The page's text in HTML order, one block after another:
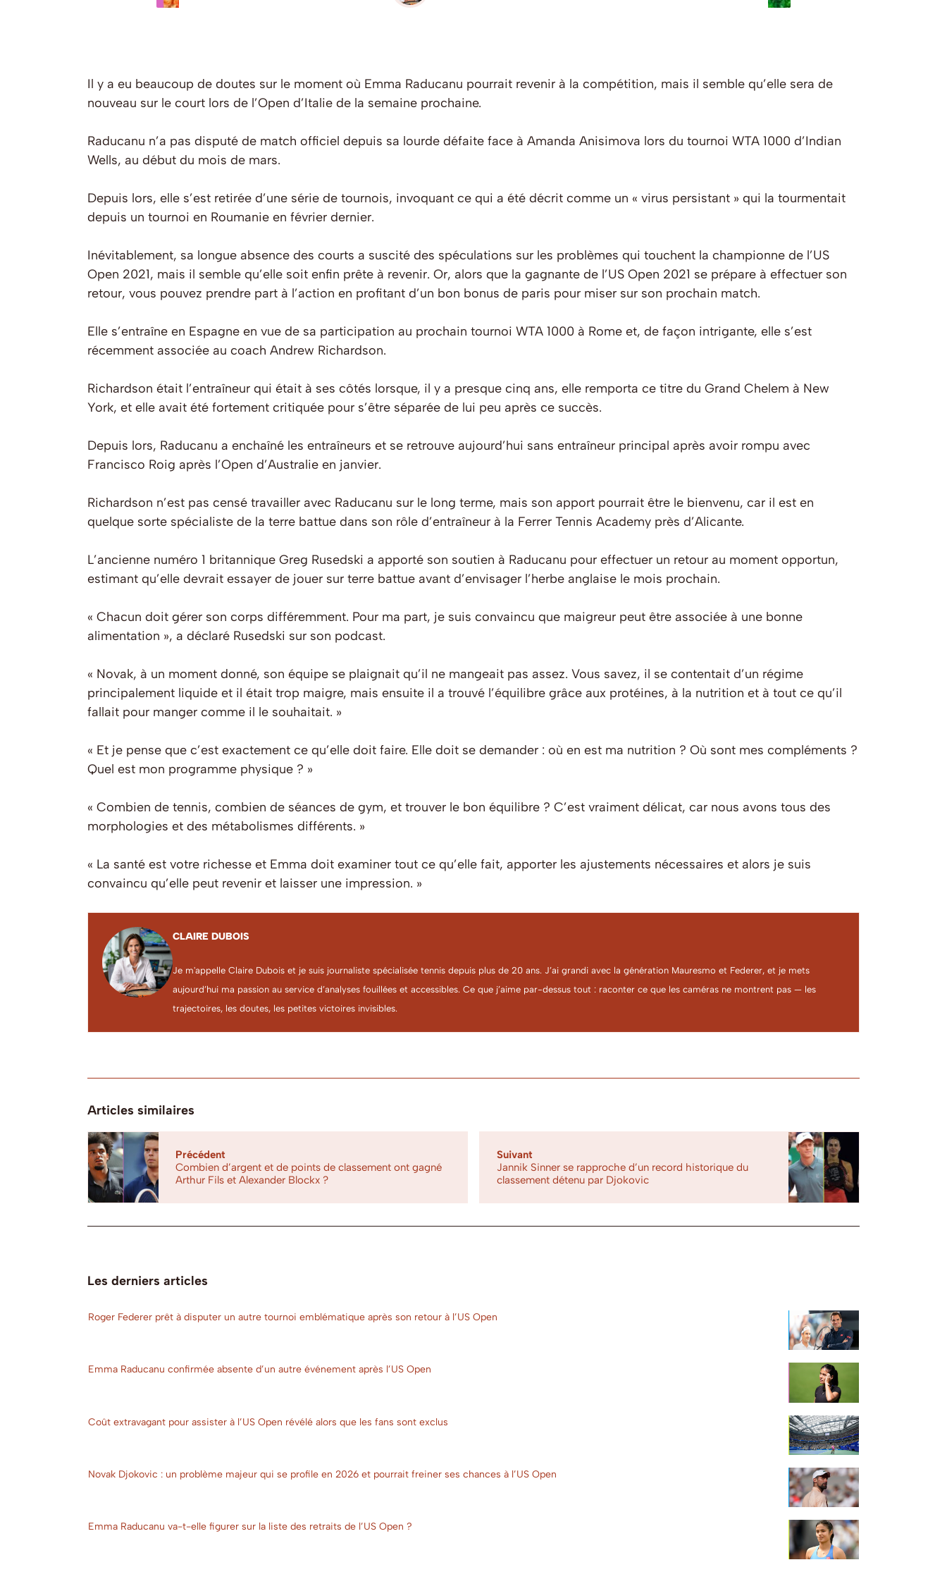
Il y a eu beaucoup de doutes sur le moment où Emma Raducanu pourrait revenir à la compétition, mais il semble qu’elle sera de
nouveau sur le court lors de l’Open d’Italie de la semaine prochaine.
Raducanu n’a pas disputé de match officiel depuis sa lourde défaite face à Amanda Anisimova lors du tournoi WTA 1000 d’Indian
Wells, au début du mois de mars.
Depuis lors, elle s’est retirée d’une série de tournois, invoquant ce qui a été décrit comme un « virus persistant » qui la tourmentait
depuis un tournoi en Roumanie en février dernier.
Inévitablement, sa longue absence des courts a suscité des spéculations sur les problèmes qui touchent la championne de l’US
Open 2021, mais il semble qu’elle soit enfin prête à revenir. Or, alors que la gagnante de l’US Open 2021 se prépare à effectuer son
retour, vous pouvez prendre part à l’action en profitant d’un bon bonus de paris pour miser sur son prochain match.
Elle s’entraîne en Espagne en vue de sa participation au prochain tournoi WTA 1000 à Rome et, de façon intrigante, elle s’est
récemment associée au coach Andrew Richardson.
Richardson était l’entraîneur qui était à ses côtés lorsque, il y a presque cinq ans, elle remporta ce titre du Grand Chelem à New
York, et elle avait été fortement critiquée pour s’être séparée de lui peu après ce succès.
Depuis lors, Raducanu a enchaîné les entraîneurs et se retrouve aujourd’hui sans entraîneur principal après avoir rompu avec
Francisco Roig après l’Open d’Australie en janvier.
Richardson n’est pas censé travailler avec Raducanu sur le long terme, mais son apport pourrait être le bienvenu, car il est en
quelque sorte spécialiste de la terre battue dans son rôle d’entraîneur à la Ferrer Tennis Academy près d’Alicante.
L’ancienne numéro 1 britannique Greg Rusedski a apporté son soutien à Raducanu pour effectuer un retour au moment opportun,
estimant qu’elle devrait essayer de jouer sur terre battue avant d’envisager l’herbe anglaise le mois prochain.
« Chacun doit gérer son corps différemment. Pour ma part, je suis convaincu que maigreur peut être associée à une bonne
alimentation », a déclaré Rusedski sur son podcast.
« Novak, à un moment donné, son équipe se plaignait qu’il ne mangeait pas assez. Vous savez, il se contentait d’un régime
principalement liquide et il était trop maigre, mais ensuite il a trouvé l’équilibre grâce aux protéines, à la nutrition et à tout ce qu’il
fallait pour manger comme il le souhaitait. »
« Et je pense que c’est exactement ce qu’elle doit faire. Elle doit se demander : où en est ma nutrition ? Où sont mes compléments ?
Quel est mon programme physique ? »
« Combien de tennis, combien de séances de gym, et trouver le bon équilibre ? C’est vraiment délicat, car nous avons tous des
morphologies et des métabolismes différents. »
« La santé est votre richesse et Emma doit examiner tout ce qu’elle fait, apporter les ajustements nécessaires et alors je suis
convaincu qu’elle peut revenir et laisser une impression. »
CLAIRE DUBOIS
Je m'appelle Claire Dubois et je suis journaliste spécialisée tennis depuis plus de 20 ans. J’ai grandi avec la génération Mauresmo et Federer, et je mets
aujourd’hui ma passion au service d’analyses fouillées et accessibles. Ce que j’aime par-dessus tout : raconter ce que les caméras ne montrent pas — les
trajectoires, les doutes, les petites victoires invisibles.
Articles similaires
Précédent
Combien d’argent et de points de classement ont gagné
Arthur Fils et Alexander Blockx ?
Suivant
Jannik Sinner se rapproche d’un record historique du
classement détenu par Djokovic
Les derniers articles
Roger Federer prêt à disputer un autre tournoi emblématique après son retour à l’US Open
Emma Raducanu confirmée absente d’un autre événement après l’US Open
Coût extravagant pour assister à l’US Open révélé alors que les fans sont exclus
Novak Djokovic : un problème majeur qui se profile en 2026 et pourrait freiner ses chances à l’US Open
Emma Raducanu va-t-elle figurer sur la liste des retraits de l’US Open ?